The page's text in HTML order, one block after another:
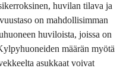
huvilan tilava ja
on mahdollisimman
huviloista, joissa on
määrän myötä
asukkaat voivat